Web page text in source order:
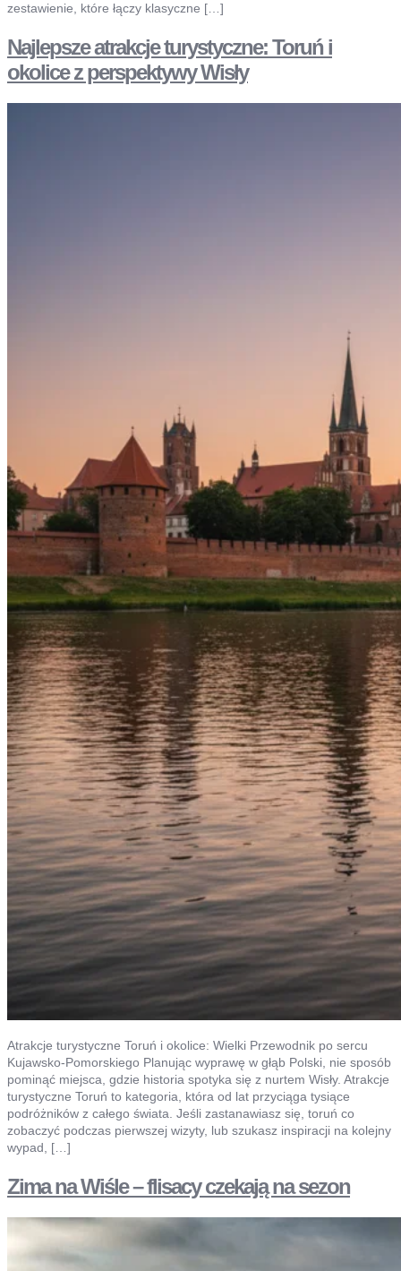
zestawienie, które łączy klasyczne […]
Najlepsze atrakcje turystyczne: Toruń i
okolice z perspektywy Wisły
Atrakcje turystyczne Toruń i okolice: Wielki Przewodnik po sercu
Kujawsko-Pomorskiego Planując wyprawę w głąb Polski, nie sposób
pominąć miejsca, gdzie historia spotyka się z nurtem Wisły. Atrakcje
turystyczne Toruń to kategoria, która od lat przyciąga tysiące
podróżników z całego świata. Jeśli zastanawiasz się, toruń co
zobaczyć podczas pierwszej wizyty, lub szukasz inspiracji na kolejny
wypad, […]
Zima na Wiśle – flisacy czekają na sezon